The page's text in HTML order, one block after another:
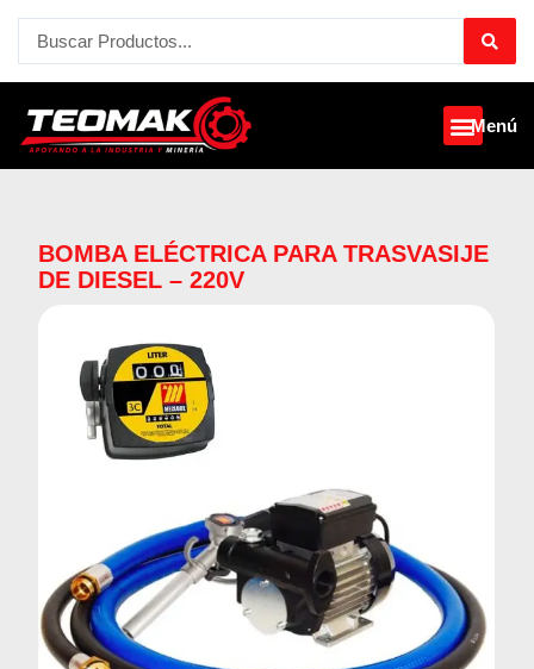
contenido
Search
...
Menú
BOMBA ELÉCTRICA PARA TRASVASIJE
DE DIESEL – 220V